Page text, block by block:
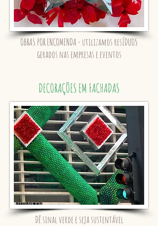
OBRAS POR ENCOMENDA - utilizamos resÍDUOS
gerados nas empresas e eventos
DECORAÇÕES EM FACHADAS
Dê sinal verde e seja sustentável